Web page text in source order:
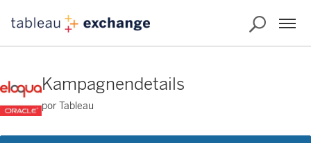
Kampagnendetails
por Tableau